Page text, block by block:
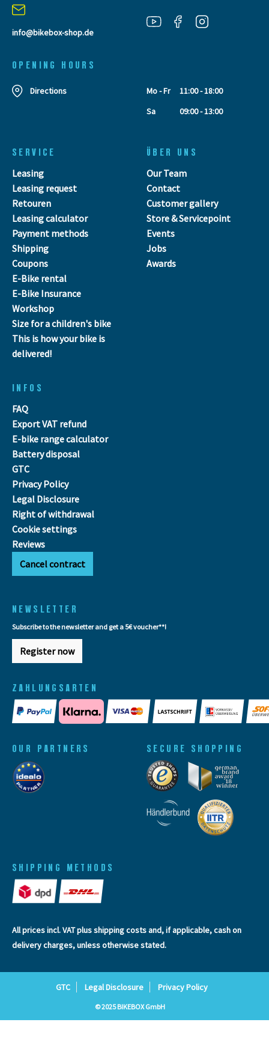
info@bikebox-shop.de
OPENING HOURS
Directions Mo - Fr
11:00 - 18:00
Sa
09:00 - 13:00
SERVICE
Leasing
Leasing request
Retouren
Leasing calculator
Payment methods
Shipping
Coupons
E-Bike rental
E-Bike Insurance
Workshop
Size for a children's bike
This is how your bike is
delivered!
ÜBER UNS
Our Team
Contact
Customer gallery
Store & Servicepoint
Events
Jobs
Awards
INFOS
FAQ
Export VAT refund
E-bike range calculator
Battery disposal
GTC
Privacy Policy
Legal Disclosure
Right of withdrawal
Cookie settings
Reviews
Cancel contract
NEWSLETTER
Subscribe to the newsletter and get a 5€ voucher**!
Register now
ZAHLUNGSARTEN
SHIPPING METHODS
OUR PARTNERS SECURE SHOPPING
All prices incl. VAT plusshipping costsand, if applicable, cash on
delivery charges, unless otherwise stated.
GTC Legal Disclosure Privacy Policy
© 2025 BIKEBOX GmbH